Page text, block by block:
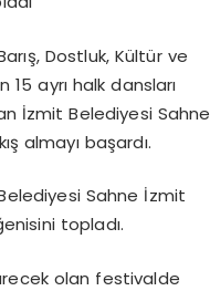
Dostluk, Kültür ve
ayrı halk dansları
İzmit Belediyesi Sahne
almayı başardı.
Sahne İzmit
topladı.
olan festivalde